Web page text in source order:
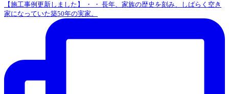
【施工事例更新しました】 ・ ・ 長年、家族の歴史を刻み、しばらく空き
家になっていた築50年の実家。